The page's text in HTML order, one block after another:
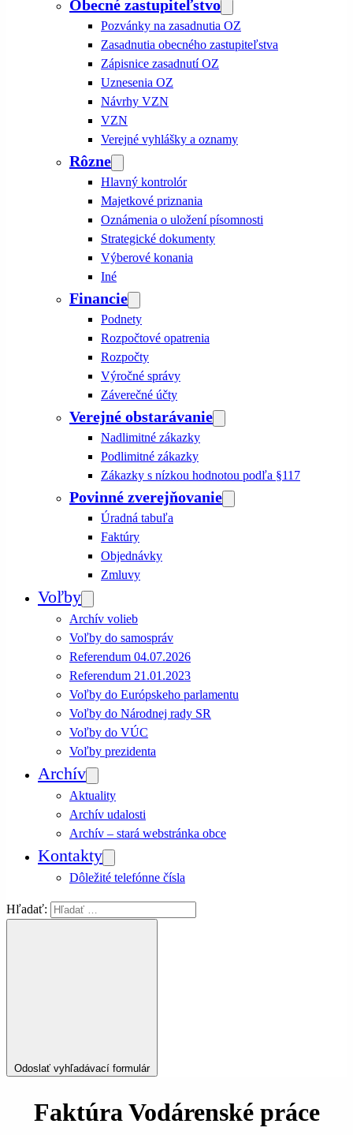
Obecné zastupiteľstvo
Pozvánky na zasadnutia OZ
Zasadnutia obecného zastupiteľstva
Zápisnice zasadnutí OZ
Uznesenia OZ
Návrhy VZN
VZN
Verejné vyhlášky a oznamy
Rôzne
Hlavný kontrolór
Majetkové priznania
Oznámenia o uložení písomnosti
Strategické dokumenty
Výberové konania
Iné
Financie
Podnety
Rozpočtové opatrenia
Rozpočty
Výročné správy
Záverečné účty
Verejné obstarávanie
Nadlimitné zákazky
Podlimitné zákazky
Zákazky s nízkou hodnotou podľa §117
Povinné zverejňovanie
Úradná tabuľa
Faktúry
Objednávky
Zmluvy
Voľby
Archív volieb
Voľby do samospráv
Referendum 04.07.2026
Referendum 21.01.2023
Voľby do Európskeho parlamentu
Voľby do Národnej rady SR
Voľby do VÚC
Voľby prezidenta
Archív
Aktuality
Archív udalosti
Archív – stará webstránka obce
Kontakty
Dôležité telefónne čísla
Hľadať:
Odoslať vyhľadávací formulár
Faktúra Vodárenské práce